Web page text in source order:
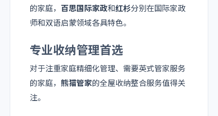
的家庭， 百思国际家政和红杉分别在国际家政
师和双语启蒙领域各具特色。
专业收纳管理首选
对于注重家庭精细化管理、需要英式管家服务
的家庭， 熊猫管家的全屋收纳整合服务值得关
注。